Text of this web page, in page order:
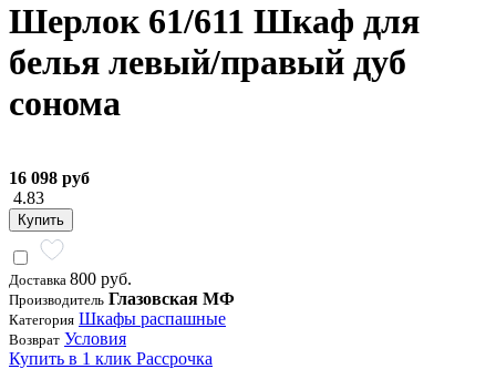
Шерлок 61/611 Шкаф для
белья левый/правый дуб
сонома
16 098 руб
4.83
Купить
Доставка 800 руб.
Производитель Глазовская МФ
Категория Шкафы распашные
Возврат Условия
Купить в 1 клик Рассрочка